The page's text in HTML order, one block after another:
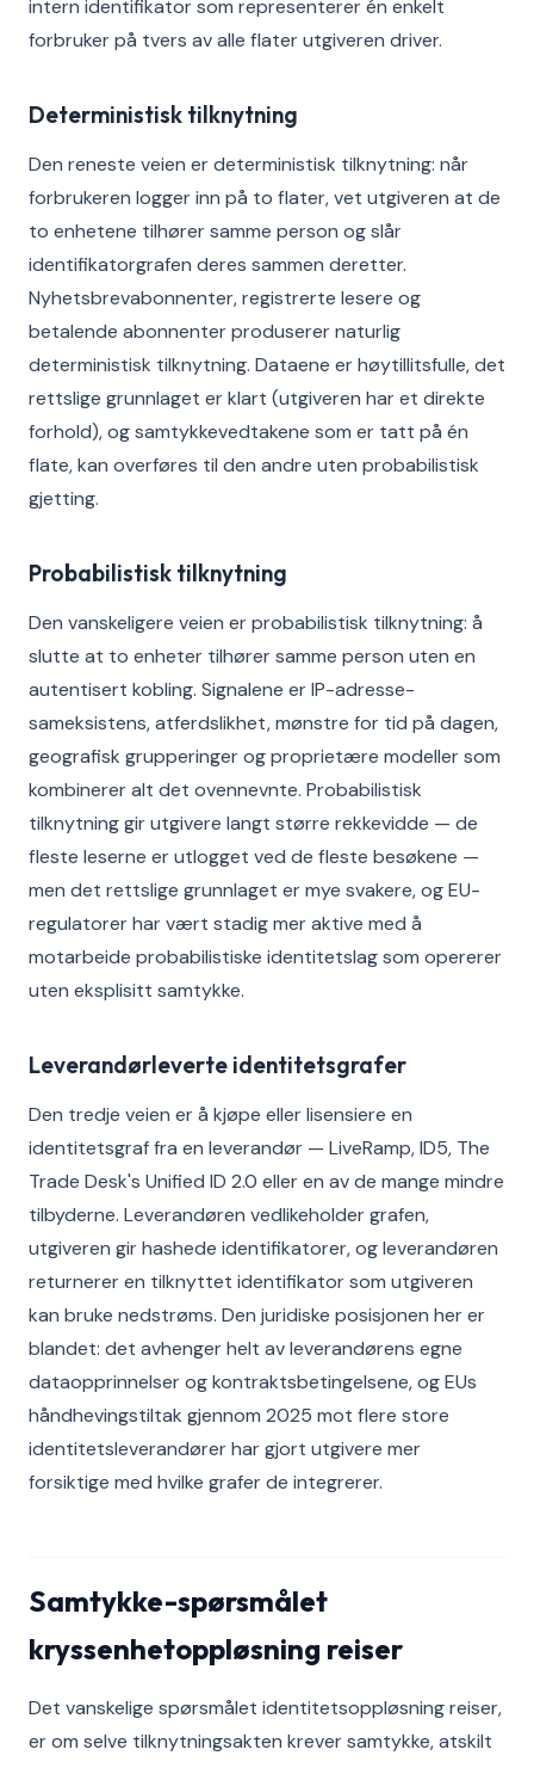
intern identifikator som representerer én enkelt
forbruker på tvers av alle flater utgiveren driver.
Deterministisk tilknytning
Den reneste veien er deterministisk tilknytning: når
forbrukeren logger inn på to flater, vet utgiveren at de
to enhetene tilhører samme person og slår
identifikatorgrafen deres sammen deretter.
Nyhetsbrevabonnenter, registrerte lesere og
betalende abonnenter produserer naturlig
deterministisk tilknytning. Dataene er høytillitsfulle, det
rettslige grunnlaget er klart (utgiveren har et direkte
forhold), og samtykkevedtakene som er tatt på én
flate, kan overføres til den andre uten probabilistisk
gjetting.
Probabilistisk tilknytning
Den vanskeligere veien er probabilistisk tilknytning: å
slutte at to enheter tilhører samme person uten en
autentisert kobling. Signalene er IP-adresse-
sameksistens, atferdslikhet, mønstre for tid på dagen,
geografisk grupperinger og proprietære modeller som
kombinerer alt det ovennevnte. Probabilistisk
tilknytning gir utgivere langt større rekkevidde — de
fleste leserne er utlogget ved de fleste besøkene —
men det rettslige grunnlaget er mye svakere, og EU-
regulatorer har vært stadig mer aktive med å
motarbeide probabilistiske identitetslag som opererer
uten eksplisitt samtykke.
Leverandørleverte identitetsgrafer
Den tredje veien er å kjøpe eller lisensiere en
identitetsgraf fra en leverandør — LiveRamp, ID5, The
Trade Desk's Unified ID 2.0 eller en av de mange mindre
tilbyderne. Leverandøren vedlikeholder grafen,
utgiveren gir hashede identifikatorer, og leverandøren
returnerer en tilknyttet identifikator som utgiveren
kan bruke nedstrøms. Den juridiske posisjonen her er
blandet: det avhenger helt av leverandørens egne
dataopprinnelser og kontraktsbetingelsene, og EUs
håndhevingstiltak gjennom 2025 mot flere store
identitetsleverandører har gjort utgivere mer
forsiktige med hvilke grafer de integrerer.
Samtykke-spørsmålet
kryssenhetoppløsning reiser
Det vanskelige spørsmålet identitetsoppløsning reiser,
er om selve tilknytningsakten krever samtykke, atskilt